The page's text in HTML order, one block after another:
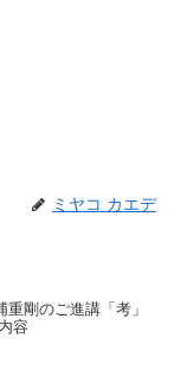
ミヤコ カエデ
剛のご進講「考」
容